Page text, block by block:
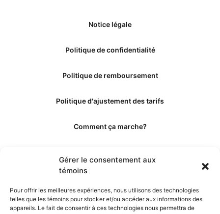
Gérer le consentement aux
témoins
Pour offrir les meilleures expériences, nous utilisons des technologies
telles que les témoins pour stocker et/ou accéder aux informations des
appareils. Le fait de consentir à ces technologies nous permettra de
Notice légale
Politique de confidentialité
Politique de remboursement
Politique d'ajustement des tarifs
Comment ça marche?
Les éditeurs